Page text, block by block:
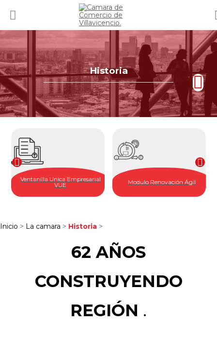
Ventanilla Unica Empresarial
VUE
Modulo Renovación Ágil
Inicio > La camara > Historia >
Historia
62 AÑOS
CONSTRUYENDO
REGIÓN .